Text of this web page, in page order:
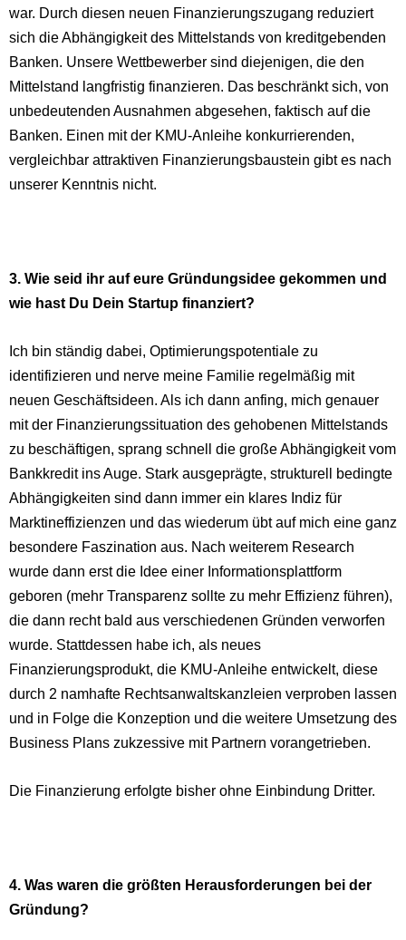
war. Durch diesen neuen Finanzierungszugang reduziert
sich die Abhängigkeit des Mittelstands von kreditgebenden
Banken. Unsere Wettbewerber sind diejenigen, die den
Mittelstand langfristig finanzieren. Das beschränkt sich, von
unbedeutenden Ausnahmen abgesehen, faktisch auf die
Banken. Einen mit der KMU-Anleihe konkurrierenden,
vergleichbar attraktiven Finanzierungsbaustein gibt es nach
unserer Kenntnis nicht.
3. Wie seid ihr auf eure Gründungsidee gekommen und
wie hast Du Dein Startup finanziert?
Ich bin ständig dabei, Optimierungspotentiale zu
identifizieren und nerve meine Familie regelmäßig mit
neuen Geschäftsideen. Als ich dann anfing, mich genauer
mit der Finanzierungssituation des gehobenen Mittelstands
zu beschäftigen, sprang schnell die große Abhängigkeit vom
Bankkredit ins Auge. Stark ausgeprägte, strukturell bedingte
Abhängigkeiten sind dann immer ein klares Indiz für
Marktineffizienzen und das wiederum übt auf mich eine ganz
besondere Faszination aus. Nach weiterem Research
wurde dann erst die Idee einer Informationsplattform
geboren (mehr Transparenz sollte zu mehr Effizienz führen),
die dann recht bald aus verschiedenen Gründen verworfen
wurde. Stattdessen habe ich, als neues
Finanzierungsprodukt, die KMU-Anleihe entwickelt, diese
durch 2 namhafte Rechtsanwaltskanzleien verproben lassen
und in Folge die Konzeption und die weitere Umsetzung des
Business Plans zukzessive mit Partnern vorangetrieben.
Die Finanzierung erfolgte bisher ohne Einbindung Dritter.
4. Was waren die größten Herausforderungen bei der
Gründung?